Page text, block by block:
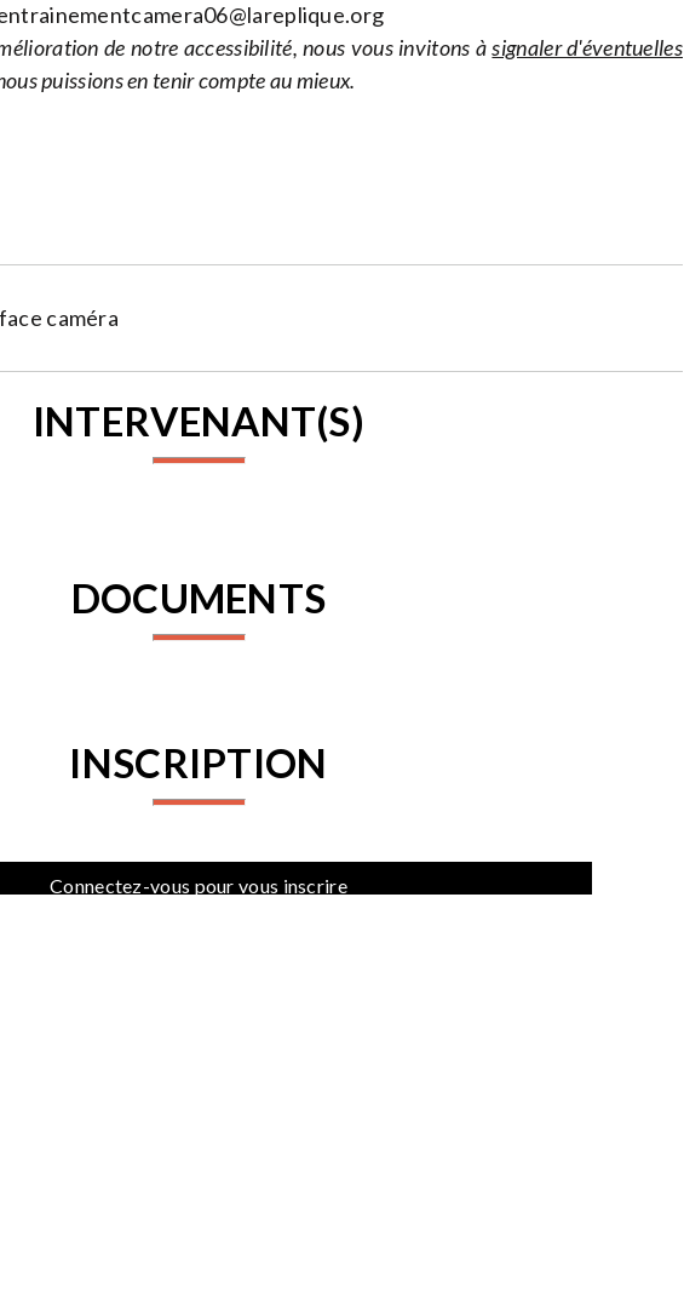
de notre accessibilité, nous vous invitons àsignaler d'éventuelles
puissions en tenir compte au mieux.
caméra
INTERVENANT(S)
DOCUMENTS
INSCRIPTION
Connectez-vous pour vous inscrire